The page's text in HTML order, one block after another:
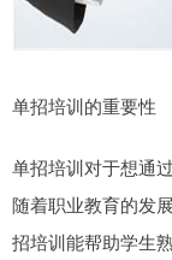
单招培训的重要性
单招培训对于想通
随着职业教育的发
招培训能帮助学生